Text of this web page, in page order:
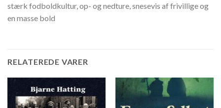
stærk fodboldkultur, op- og nedture, snesevis af frivillige og
en masse bold
RELATEREDE VARER